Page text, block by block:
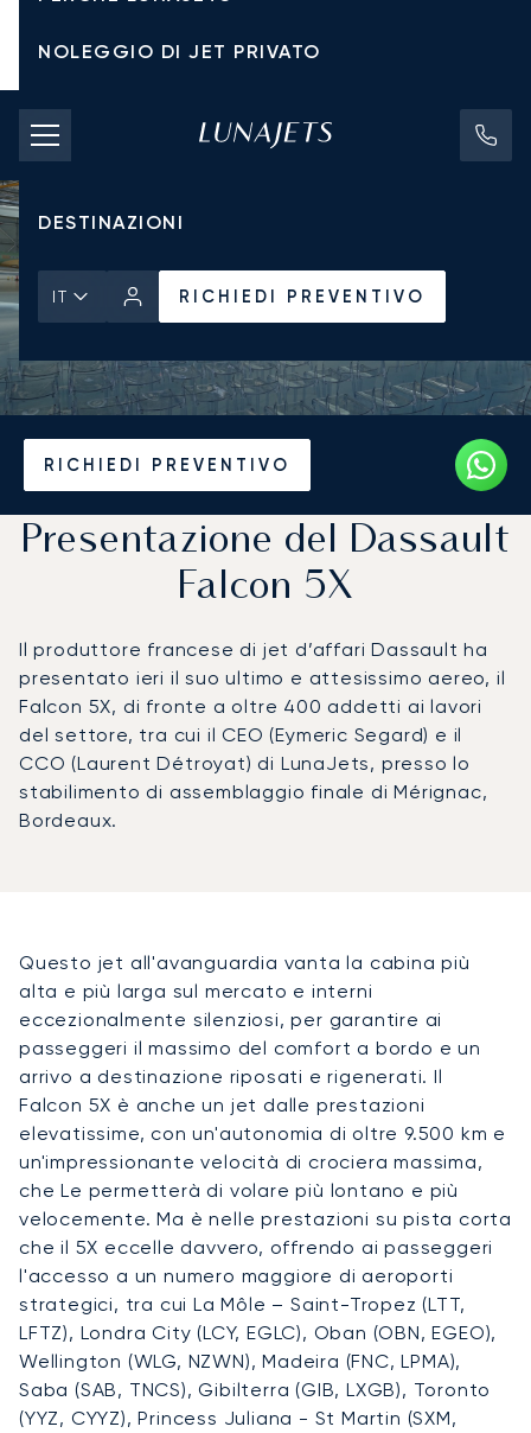
NOLEGGIO DI JET PRIVATO
TARIFFE DI NOLEGGIO
JET PRIVATI
DESTINAZIONI
IT RICHIEDI PREVENTIVO
RICHIEDI PREVENTIVO
Presentazione del Dassault
Falcon 5X
Il produttore francese di jet d’affari Dassault ha
presentato ieri il suo ultimo e attesissimo aereo, il
Falcon 5X, di fronte a oltre 400 addetti ai lavori
del settore, tra cui il CEO (Eymeric Segard) e il
CCO (Laurent Détroyat) di LunaJets, presso lo
stabilimento di assemblaggio finale di Mérignac,
Bordeaux.
Questo jet all'avanguardia vanta la cabina più
alta e più larga sul mercato e interni
eccezionalmente silenziosi, per garantire ai
passeggeri il massimo del comfort a bordo e un
arrivo a destinazione riposati e rigenerati. Il
Falcon 5X è anche un jet dalle prestazioni
elevatissime, con un'autonomia di oltre 9.500 km e
un'impressionante velocità di crociera massima,
che Le permetterà di volare più lontano e più
velocemente. Ma è nelle prestazioni su pista corta
che il 5X eccelle davvero, offrendo ai passeggeri
l'accesso a un numero maggiore di aeroporti
strategici, tra cui La Môle – Saint-Tropez (LTT,
LFTZ), Londra City (LCY, EGLC), Oban (OBN, EGEO),
Wellington (WLG, NZWN), Madeira (FNC, LPMA),
Saba (SAB, TNCS), Gibilterra (GIB, LXGB), Toronto
(YYZ, CYYZ), Princess Juliana - St Martin (SXM,